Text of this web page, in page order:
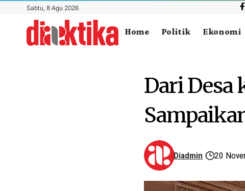
Sabtu, 8 Agu 2026
Home Politik Ekonomi
Dari Desa
Diadmin 20